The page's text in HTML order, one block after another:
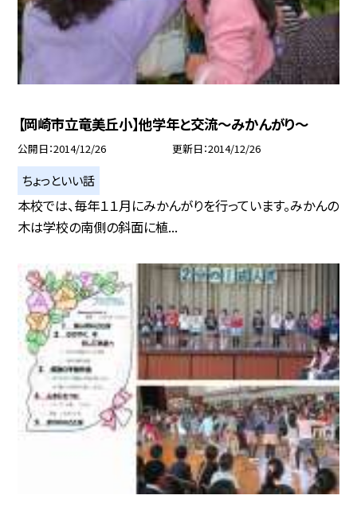
【岡崎市立竜美丘小】他学年と交流〜みかんがり〜
公開日 2014/12/26 更新日 2014/12/26
ちょっといい話
本校では、毎年１１月にみかんがりを行っています。みかんの
木は学校の南側の斜面に植...